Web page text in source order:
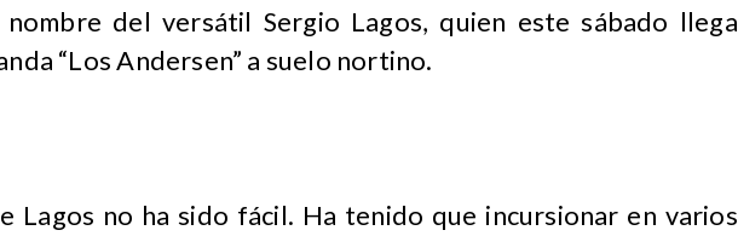
nombre del versátil Sergio Lagos, quien este sábado llega
“Los Andersen” a suelo nortino.
Lagos no ha sido fácil. Ha tenido que incursionar en varios